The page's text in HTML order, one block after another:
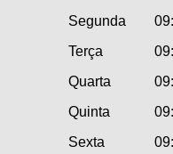
Segunda
Terça
Quarta
Quinta
Sexta